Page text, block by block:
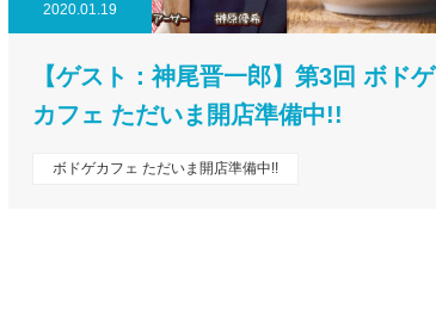
2020.01.19
【ゲスト：神尾晋一郎】第3回 ボドゲ
カフェ ただいま開店準備中!!
ボドゲカフェ ただいま開店準備中!!